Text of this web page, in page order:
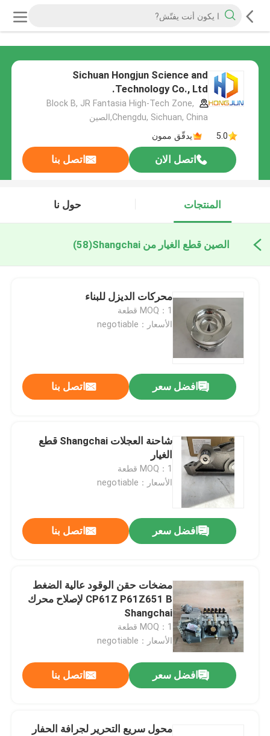
Sichuan Hongjun Science and
Technology Co., Ltd.
Block B, JR Fantasia High-Tech Zone,
Chengdu, Sichuan, China,الصين
5.0
يدقّق ممون
اتصل الان اتصل بنا
المنتجات حول نا
الصين قطع الغيار من Shangchai (58)
محركات الديزل للبناء
MOQ：1 قطعة
الأسعار：negotiable
افضل سعر اتصل بنا
شاحنة العجلات Shangchai قطع
الغيار
MOQ：1 قطعة
الأسعار：negotiable
افضل سعر اتصل بنا
مضخات حقن الوقود عالية الضغط
CP61Z P61Z651 B لإصلاح محرك
Shangchai
MOQ：1 قطعة
الأسعار：negotiable
افضل سعر اتصل بنا
محول سريع التحرير لجرافة الحفار